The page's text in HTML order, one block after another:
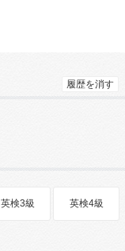
履歴を消す
英検3級 英検4級